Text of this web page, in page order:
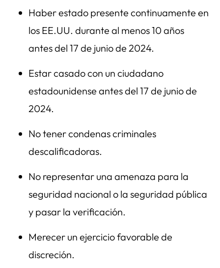
Haber estado presente continuamente en
los EE.UU. durante al menos 10 años
antes del 17 de junio de 2024.
Estar casado con un ciudadano
estadounidense antes del 17 de junio de
2024.
No tener condenas criminales
descalificadoras.
No representar una amenaza para la
seguridad nacional o la seguridad pública
y pasar la verificación.
Merecer un ejercicio favorable de
discreción.